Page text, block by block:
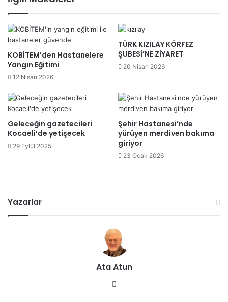
KOBİTEM’den Hastanelere
Yangın Eğitimi
12 Nisan 2026
TÜRK KIZILAY KÖRFEZ
ŞUBESİ’NE ZİYARET
20 Nisan 2026
Geleceğin gazetecileri
Kocaeli’de yetişecek
29 Eylül 2025
Şehir Hastanesi’nde
yürüyen merdiven bakıma
giriyor
23 Ocak 2026
Yazarlar
Ata Atun